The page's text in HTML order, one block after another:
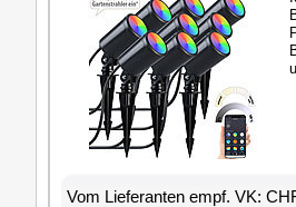
Vom Lieferanten empf. VK: